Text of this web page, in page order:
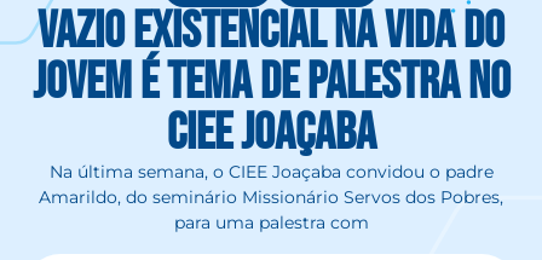
Vazio Existencial na vida do
Jovem é tema de palestra no
CIEE Joaçaba
Na última semana, o CIEE Joaçaba convidou o padre
Amarildo, do seminário Missionário Servos dos Pobres,
para uma palestra com